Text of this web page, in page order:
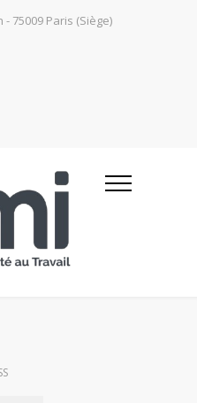
75009 Paris (Siège)